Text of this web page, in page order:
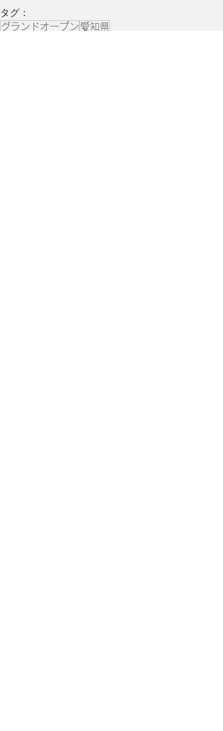
タグ：
グランドオープン 愛知県